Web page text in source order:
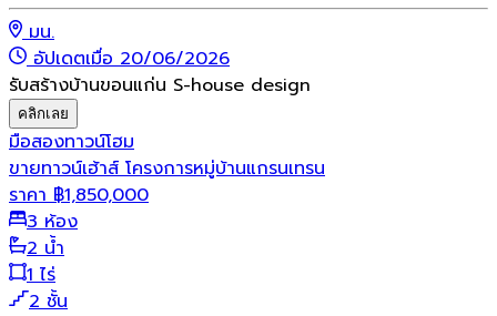
มน.
อัปเดตเมื่อ 20/06/2026
รับสร้างบ้านขอนแก่น S-house design
คลิกเลย
มือสองทาวน์โฮม
ขายทาวน์เฮ้าส์ โครงการหมู่บ้านแกรนเทรน
ราคา ฿1,850,000
3 ห้อง
2 น้ำ
1 ไร่
2 ชั้น